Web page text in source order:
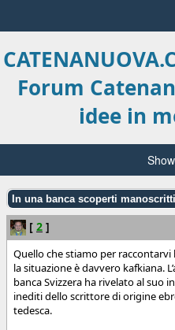
Forum
idee in
In una banca scoperti
[ 2 ]
Quello che stiamo per
la situazione è davvero kafkiana.
banca Svizzera ha rivelato al suo
inediti dello scrittore di origine
tedesca.